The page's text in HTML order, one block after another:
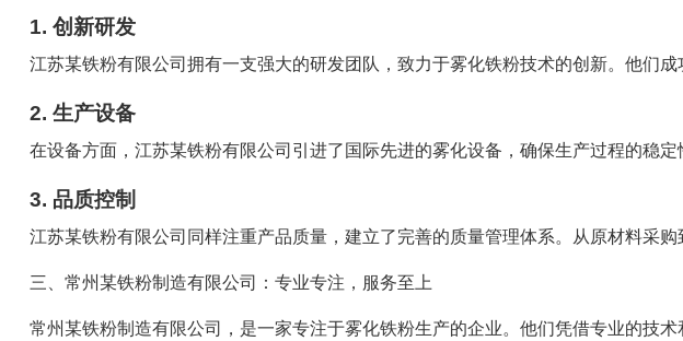
1. 创新研发
江苏某铁粉有限公司拥有一支强大的研发团队，致力于雾化铁粉技术的创新。他们
2. 生产设备
在设备方面，江苏某铁粉有限公司引进了国际先进的雾化设备，确保生产过程的稳定
3. 品质控制
江苏某铁粉有限公司同样注重产品质量，建立了完善的质量管理体系。从原材料采
三、常州某铁粉制造有限公司：专业专注，服务至上
常州某铁粉制造有限公司，是一家专注于雾化铁粉生产的企业。他们凭借专业的技术